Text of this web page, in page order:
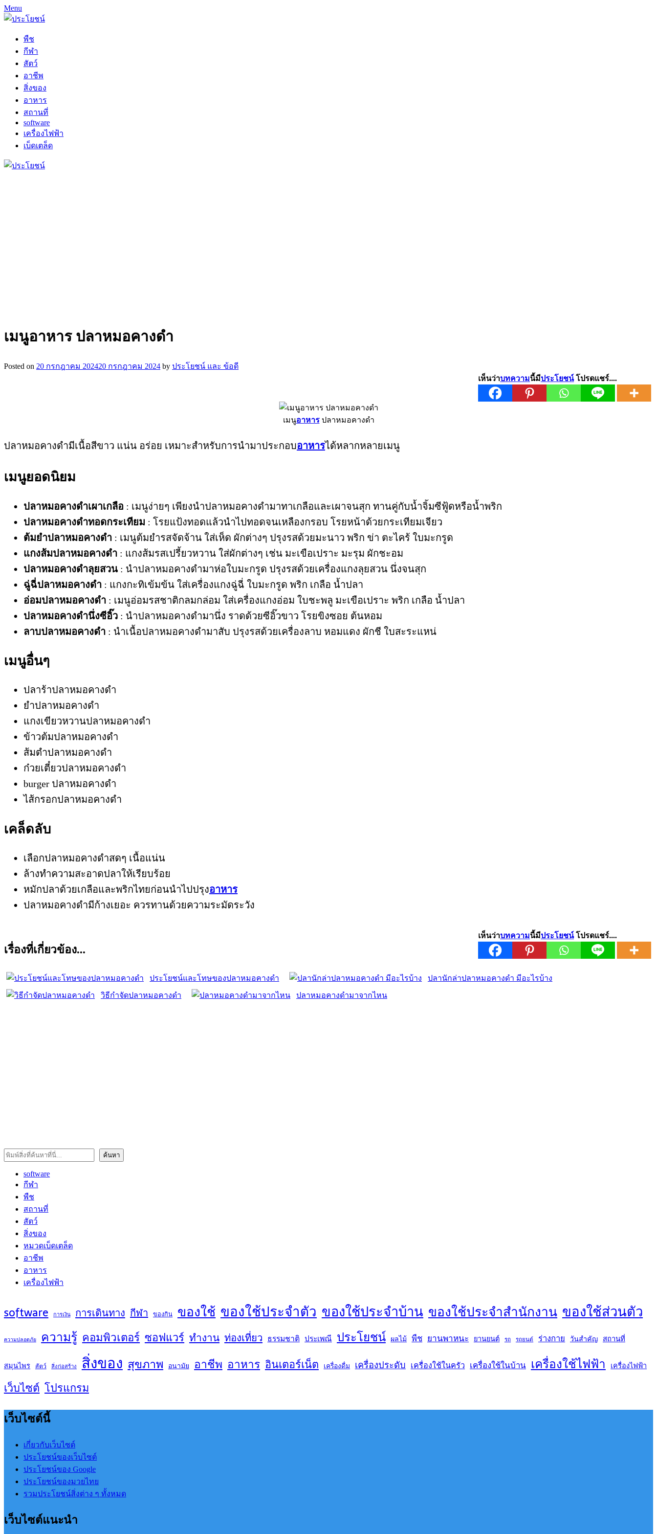
Menu
พืช
กีฬา
สัตว์
อาชีพ
สิ่งของ
อาหาร
สถานที่
software
เครื่องไฟฟ้า
เบ็ดเตล็ด
เมนูอาหาร ปลาหมอคางดำ
Posted on 20 กรกฎาคม 202420 กรกฎาคม 2024 by ประโยชน์ และ ข้อดี
เห็นว่าบทความนี้มีประโยชน์โปรดแชร์....
เมนูอาหารปลาหมอคางดำ
ปลาหมอคางดำมีเนื้อสีขาว แน่น อร่อย เหมาะสำหรับการนำมาประกอบอาหารได้หลากหลายเมนู
เมนูยอดนิยม
ปลาหมอคางดำเผาเกลือ : เมนูง่ายๆ เพียงนำปลาหมอคางดำมาทาเกลือและเผาจนสุก ทานคู่กับน้ำจิ้มซีฟู้ดหรือน้ำพริก
ปลาหมอคางดำทอดกระเทียม : โรยแป้งทอดแล้วนำไปทอดจนเหลืองกรอบ โรยหน้าด้วยกระเทียมเจียว
ต้มยำปลาหมอคางดำ : เมนูต้มยำรสจัดจ้าน ใส่เห็ด ผักต่างๆ ปรุงรสด้วยมะนาว พริก ข่า ตะไคร้ ใบมะกรูด
แกงส้มปลาหมอคางดำ : แกงส้มรสเปรี้ยวหวาน ใส่ผักต่างๆ เช่น มะเขือเปราะ มะรุม ผักชะอม
ปลาหมอคางดำลุยสวน : นำปลาหมอคางดำมาห่อใบมะกรูด ปรุงรสด้วยเครื่องแกงลุยสวน นึ่งจนสุก
ฉู่ฉี่ปลาหมอคางดำ : แกงกะทิเข้มข้น ใส่เครื่องแกงฉู่ฉี่ ใบมะกรูด พริก เกลือ น้ำปลา
อ่อมปลาหมอคางดำ : เมนูอ่อมรสชาติกลมกล่อม ใส่เครื่องแกงอ่อม ใบชะพลู มะเขือเปราะ พริก เกลือ น้ำปลา
ปลาหมอคางดำนึ่งซีอิ๊ว : นำปลาหมอคางดำมานึ่ง ราดด้วยซีอิ๊วขาว โรยขิงซอย ต้นหอม
ลาบปลาหมอคางดำ : นำเนื้อปลาหมอคางดำมาสับ ปรุงรสด้วยเครื่องลาบ หอมแดง ผักชี ใบสะระแหน่
เมนูอื่นๆ
ปลาร้าปลาหมอคางดำ
ยำปลาหมอคางดำ
แกงเขียวหวานปลาหมอคางดำ
ข้าวต้มปลาหมอคางดำ
ส้มตำปลาหมอคางดำ
ก๋วยเตี๋ยวปลาหมอคางดำ
burger ปลาหมอคางดำ
ไส้กรอกปลาหมอคางดำ
เคล็ดลับ
เลือกปลาหมอคางดำสดๆ เนื้อแน่น
ล้างทำความสะอาดปลาให้เรียบร้อย
หมักปลาด้วยเกลือและพริกไทยก่อนนำไปปรุงอาหาร
ปลาหมอคางดำมีก้างเยอะ ควรทานด้วยความระมัดระวัง
เห็นว่าบทความนี้มีประโยชน์โปรดแชร์....
เรื่องที่เกี่ยวข้อง...
ประโยชน์และโทษของปลาหมอคางดำ ปลานักล่าปลาหมอคางดำ มีอะไรบ้าง
วิธีกำจัดปลาหมอคางดำ ปลาหมอคางดำมาจากไหน
ค้นหา ค้นหา
software
กีฬา
พืช
สถานที่
สัตว์
สิ่งของ
หมวดเบ็ดเตล็ด
อาชีพ
อาหาร
เครื่องไฟฟ้า
software การเงิน การเดินทาง กีฬา ของกิน ของใช้ ของใช้ประจำตัว ของใช้ประจำบ้าน ของใช้ประจำสำนักงาน ของใช้ส่วนตัว
ความปลอดภัย ความรู้ คอมพิวเตอร์ ซอฟแวร์ ทำงาน ท่องเที่ยว ธรรมชาติ ประเพณี ประโยชน์ ผลไม้ พืช ยานพาหนะ ยานยนต์ รถ รถยนต์ ร่างกาย วันสำคัญ สถานที่
สมุนไพร สัตว์ สิ่งก่อสร้าง สิ่งของ สุขภาพ อนามัย อาชีพ อาหาร อินเตอร์เน็ต เครื่องดื่ม เครื่องประดับ เครื่องใช้ในครัว เครื่องใช้ในบ้าน เครื่องใช้ไฟฟ้า เครื่องไฟฟ้า
เว็บไซต์ โปรแกรม
เว็บไซต์นี้
เกี่ยวกับเว็บไซต์
ประโยชน์ของเว็บไซต์
ประโยชน์ของ Google
ประโยชน์ของมวยไทย
รวมประโยชน์สิ่งต่าง ๆ ทั้งหมด
เว็บไซต์แนะนำ